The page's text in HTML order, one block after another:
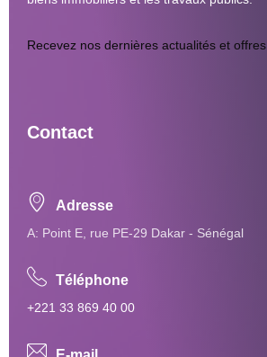
Recevez nos dernières actualités et offres
Contact
Adresse
A: Point E, rue PE-29 Dakar - Sénégal
Téléphone
+221 33 869 40 00